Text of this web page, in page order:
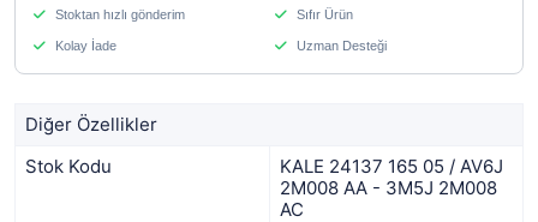
Stoktan hızlı gönderim Sıfır Ürün
Kolay İade Uzman Desteği
Diğer Özellikler
Stok Kodu
KALE 24137 165 05 / AV6J
2M008 AA - 3M5J 2M008
AC